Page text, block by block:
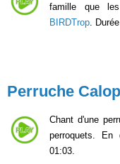
famille que
BIRDTrop .
Perruche
Chant d'une
perroquets.
01:03.